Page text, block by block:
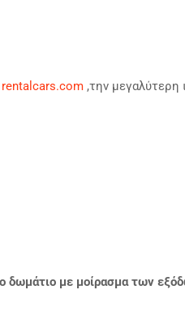
rentalcars.com,την μεγαλύτερη
δωμάτιο με μοίρασμα των